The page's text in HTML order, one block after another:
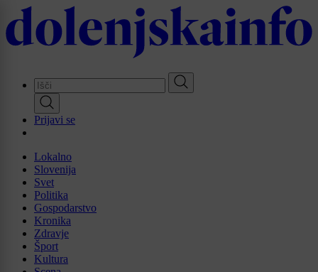
Skip
to
main
Prijavi se
Lokalno
Slovenija
Svet
Politika
Gospodarstvo
Kronika
Zdravje
Šport
Kultura